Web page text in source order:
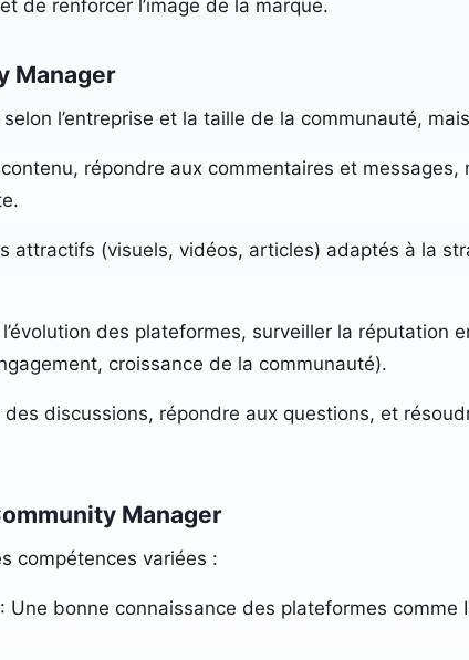
de renforcer l’image de la marque.
Manager
l’entreprise et la taille de la communauté,
répondre aux commentaires et messages,
attractifs (visuels, vidéos, articles) adaptés à la
des plateformes, surveiller la réputation
croissance de la communauté).
discussions, répondre aux questions, et
Manager
compétences variées :
: Une bonne connaissance des plateformes comme